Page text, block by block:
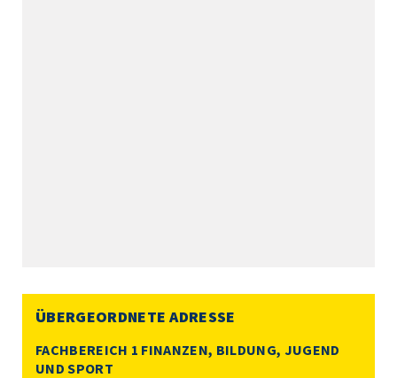
ÜBERGEORDNETE ADRESSE
FACHBEREICH 1 FINANZEN, BILDUNG, JUGEND
UND SPORT